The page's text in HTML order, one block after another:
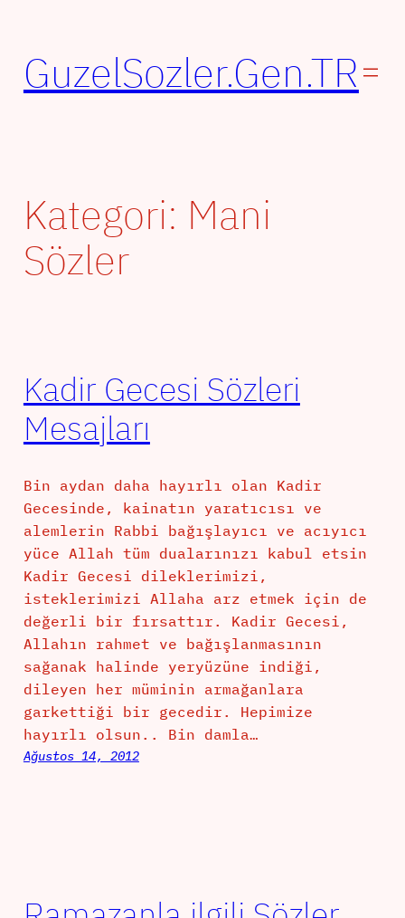
GuzelSozler.Gen.TR
Kategori: Mani
Sözler
Kadir Gecesi Sözleri
Mesajları
Bin aydan daha hayırlı olan Kadir
Gecesinde, kainatın yaratıcısı ve
alemlerin Rabbi bağışlayıcı ve acıyıcı
yüce Allah tüm dualarınızı kabul etsin
Kadir Gecesi dileklerimizi,
isteklerimizi Allaha arz etmek için de
değerli bir fırsattır. Kadir Gecesi,
Allahın rahmet ve bağışlanmasının
sağanak halinde yeryüzüne indiği,
dileyen her müminin armağanlara
garkettiği bir gecedir. Hepimize
hayırlı olsun.. Bin damla…
Ağustos 14, 2012